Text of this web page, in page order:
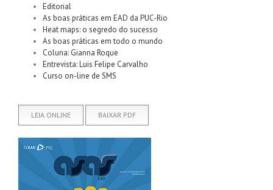
Editorial
As boas práticas em EAD da PUC-Rio
Heat maps: o segredo do sucesso
As boas práticas em todo o mundo
Coluna: Gianna Roque
Entrevista: Luis Felipe Carvalho
Curso on-line de SMS
LEIA ONLINE BAIXAR PDF